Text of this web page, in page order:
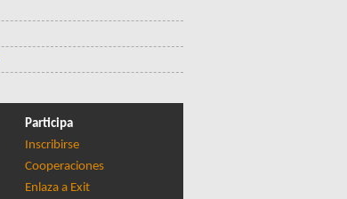
Participa
Inscribirse
Cooperaciones
Enlaza a Exit